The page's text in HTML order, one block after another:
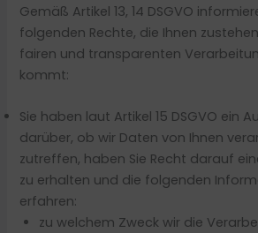
Gemäß Artikel 13, 14 DSGVO
folgenden Rechte, die Ihnen
fairen und transparenten
kommt:
Sie haben laut Artikel 15 DSGVO ein
darüber, ob wir Daten von Ihnen
zutreffen, haben Sie Recht darauf
zu erhalten und die folgenden
erfahren:
zu welchem Zweck wir die